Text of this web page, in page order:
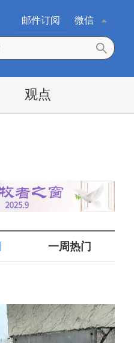
微信
邮件订阅
观点
一周热门